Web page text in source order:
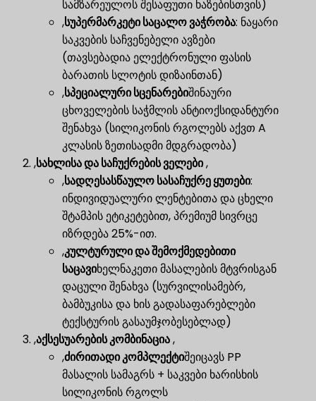
სამზარეულოს შესაფუთი ხაზებისთვის)
,სუპერმარკეტი საცალო ვაჭრობა​: ნაყარი
საკვების საჩვენებელი ავზები
(თავსებადია ელექტრონული ფასის
ბარათის სლოტის დიზაინთან)
,სპეციალური სცენარებიშინაური
ცხოველების საჭმლის ანტიოქსიდანტური
შენახვა (სილიკონის რგოლებს აქვთ A
კლასის ზეთისადმი მდგრადობა)
,სახლისა და საჩუქრების ველები,
,სადღესასწაულო სასაჩუქრე ყუთები​:
ინდივიდუალური ლენტებითა და ცხელი
შტამპის ეტიკეტებით, პრემიუმ სივრცე
იზრდება 25%-ით.
,კულტურული და შემოქმედებითი
საცავიხელნაკეთი მასალების მტვრისგან
დაცული შენახვა (სურვილისამებრ,
ბამბუკისა და ხის გადასაფარებლები
ტექსტურის გასაუმჯობესებლად)
,აქსესუარების კომბინაცია,
,ძირითადი კომპლექტიშეიცავს PP
მასალის სამაგრს + საკვები ხარისხის
სილიკონის რგოლს